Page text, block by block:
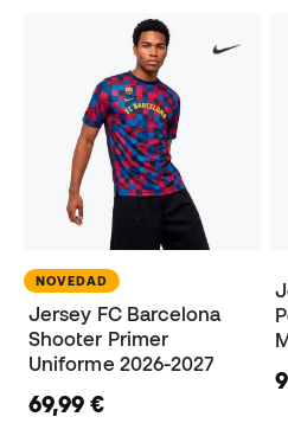
NOVEDAD
Jersey FC Barcelona
Shooter Primer
Uniforme 2026-2027
69,99 €